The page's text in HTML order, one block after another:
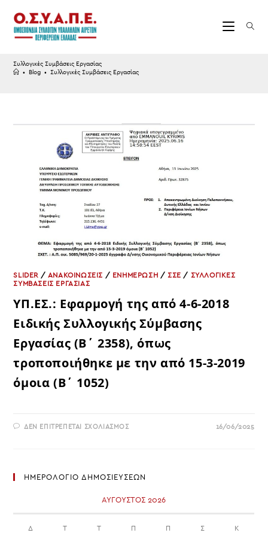
content
Συλλογικές Συμβάσεις Εργασίας
• Blog • Συλλογικές Συμβάσεις Εργασίας
SLIDER / ΑΝΑΚΟΙΝΩΣΕΙΣ / ΕΝΗΜΕΡΩΣΗ /ΣΣΕ / ΣΥΛΛΟΓΙΚΈΣ
ΣΥΜΒΆΣΕΙΣ ΕΡΓΑΣΊΑΣ
ΥΠ.ΕΣ.: Εφαρμογή της από 4-6-2018
Ειδικής Συλλογικής Σύμβασης
Εργασίας (Β΄ 2358), όπως
τροποποιήθηκε με την από 15-3-2019
όμοια (Β΄ 1052)
ΔΕΝ ΕΠΙΤΡΈΠΕΤΑΙ ΣΧΟΛΙΑΣΜΌΣΣΤΟ
6-
2018
ΣΥΛΛΟΓΙΚΉΣ
ΣΎΜΒΑΣΗΣ
2358),
16/06/2025
ΗΜΕΡΟΛΟΓΙΟ ΔΗΜΟΣΙΕΥΣΕΩΝ
ΑΎΓΟΥΣΤΟΣ 2026
Δ Τ Τ Π Π Σ Κ